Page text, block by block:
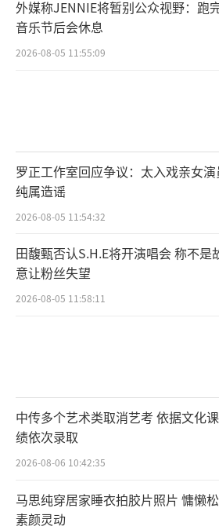
的费用的三倍。如特斯拉的
为符合欺诈的构成要件，车
外媒称JENNIE将暂别公众视野：跑
音乐节后会休息
2026-08-05 11:55:09
罗正工作室回应争议：太入戏亲女演
纯属造谣
2026-08-05 11:54:32
田馥甄否认S.H.E将开演唱会 称不是
意让粉丝失望
2026-08-05 11:58:11
中传多个艺术类取消艺考 依据文化
绩依次录取
2026-08-06 10:42:35
马思纯穿居家睡衣拍胶片照片 慵懒
素颜灵动